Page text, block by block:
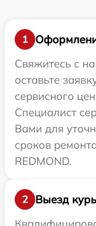
1
Свяжитесь с
оставьте
сервисного
Специалист
Вами для
сроков
REDMOND.
2
Выезд